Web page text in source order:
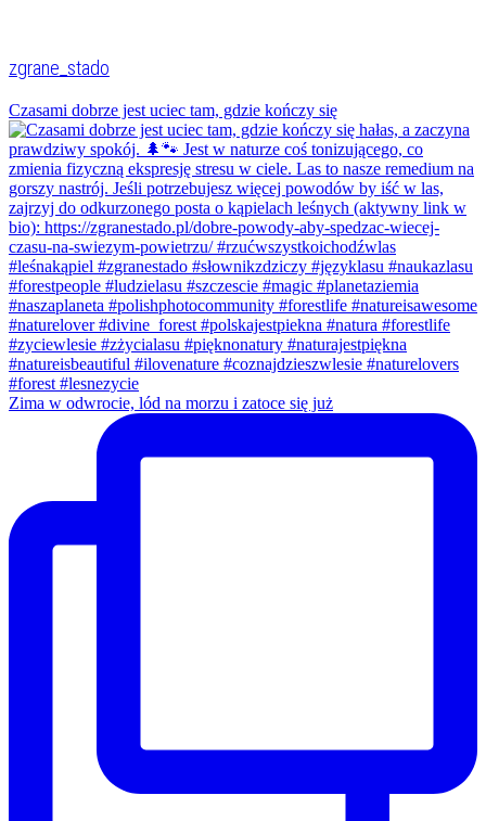
zgrane_stado
Czasami dobrze jest uciec tam, gdzie kończy się
Zima w odwrocie, lód na morzu i zatoce się już